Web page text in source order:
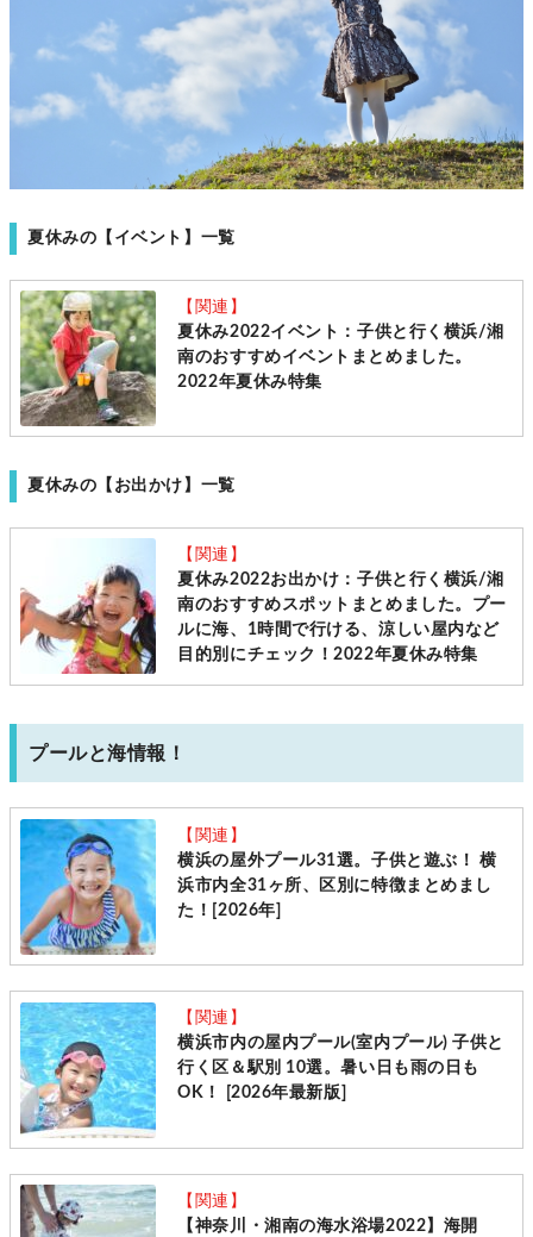
夏休みの【イベント】一覧
【関連】
夏休み2022イベント：子供と行く横浜/湘
南のおすすめイベントまとめました。
2022年夏休み特集
夏休みの【お出かけ】一覧
【関連】
夏休み2022お出かけ：子供と行く横浜/湘
南のおすすめスポットまとめました。プー
ルに海、1時間で行ける、涼しい屋内など
目的別にチェック！2022年夏休み特集
プールと海情報！
【関連】
横浜の屋外プール31選。子供と遊ぶ！ 横
浜市内全31ヶ所、区別に特徴まとめまし
た！[2026年]
【関連】
横浜市内の屋内プール(室内プール) 子供と
行く区＆駅別 10選。暑い日も雨の日も
OK！ [2026年最新版]
【関連】
【神奈川・湘南の海水浴場2022】海開